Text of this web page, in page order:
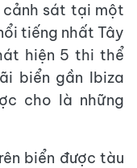
sát tại một
tiếng nhất Tây
hiện 5 thi thể
biển gần Ibiza
cho là những
biển được tàu